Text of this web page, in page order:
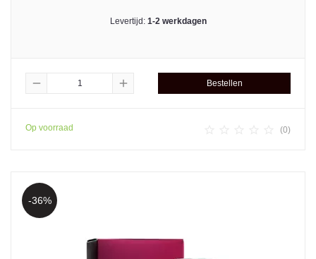
Levertijd: 1-2 werkdagen
remove add Bestellen
Op voorraad (0)
-36%